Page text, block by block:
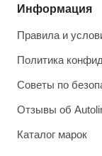
Информация
Правила и
Политика
Советы по
Отзывы об
Каталог марок